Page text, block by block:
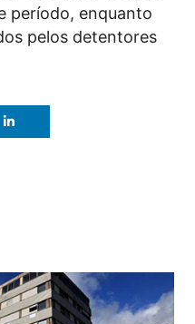
período, enquanto
pelos detentores